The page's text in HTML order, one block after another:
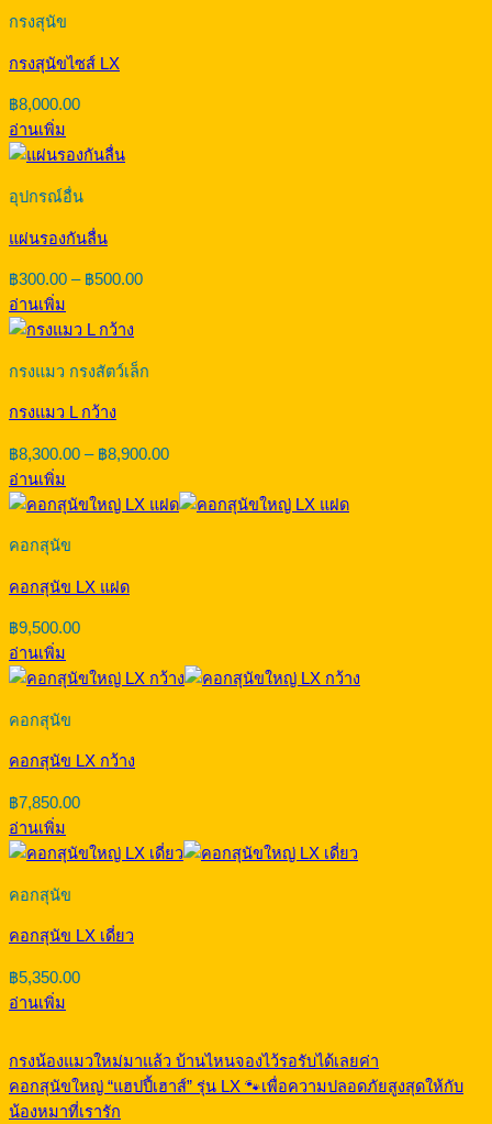
กรงสุนัข
กรงสุนัขไซส์ LX
฿8,000.00
อ่านเพิ่ม
อุปกรณ์อื่น
แผ่นรองกันลื่น
฿300.00 – ฿500.00Price
อ่านเพิ่ม
กรงแมว กรงสัตว์เล็ก
กรงแมว L กว้าง
฿8,300.00 – ฿8,900.00Price
฿8,300.00
through
อ่านเพิ่ม
คอกสุนัข
คอกสุนัข LX แฝด
฿9,500.00
อ่านเพิ่ม
คอกสุนัข
คอกสุนัข LX กว้าง
฿7,850.00
อ่านเพิ่ม
คอกสุนัข
คอกสุนัข LX เดี่ยว
฿5,350.00
อ่านเพิ่ม
กรงน้องแมวใหม่มาแล้ว บ้านไหนจองไว้รอรับได้เลยค่า
คอกสุนัขใหญ่ “แฮปปี้เฮาส์” รุ่น LX 🐾เพื่อความปลอดภัยสูงสุดให้กับ
น้องหมาที่เรารัก